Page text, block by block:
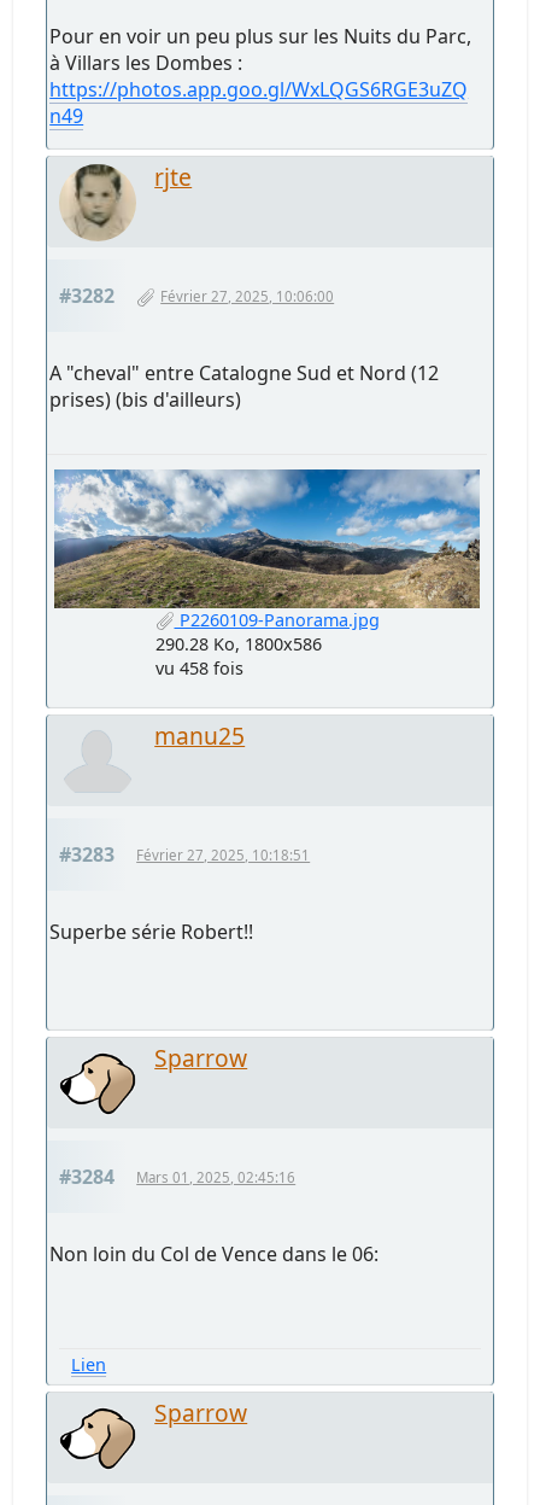
Pour en voir un peu plus sur les Nuits du Parc,
à Villars les Dombes :
https://photos.app.goo.gl/WxLQGS6RGE3uZQ
n49
rjte
#3282 Février 27, 2025, 10:06:00
A "cheval" entre Catalogne Sud et Nord (12
prises) (bis d'ailleurs)
P2260109-Panorama.jpg
290.28 Ko, 1800x586
vu 458 fois
manu25
#3283 Février 27, 2025, 10:18:51
Superbe série Robert!!
Sparrow
#3284 Mars 01, 2025, 02:45:16
Non loin du Col de Vence dans le 06:
Lien
Sparrow